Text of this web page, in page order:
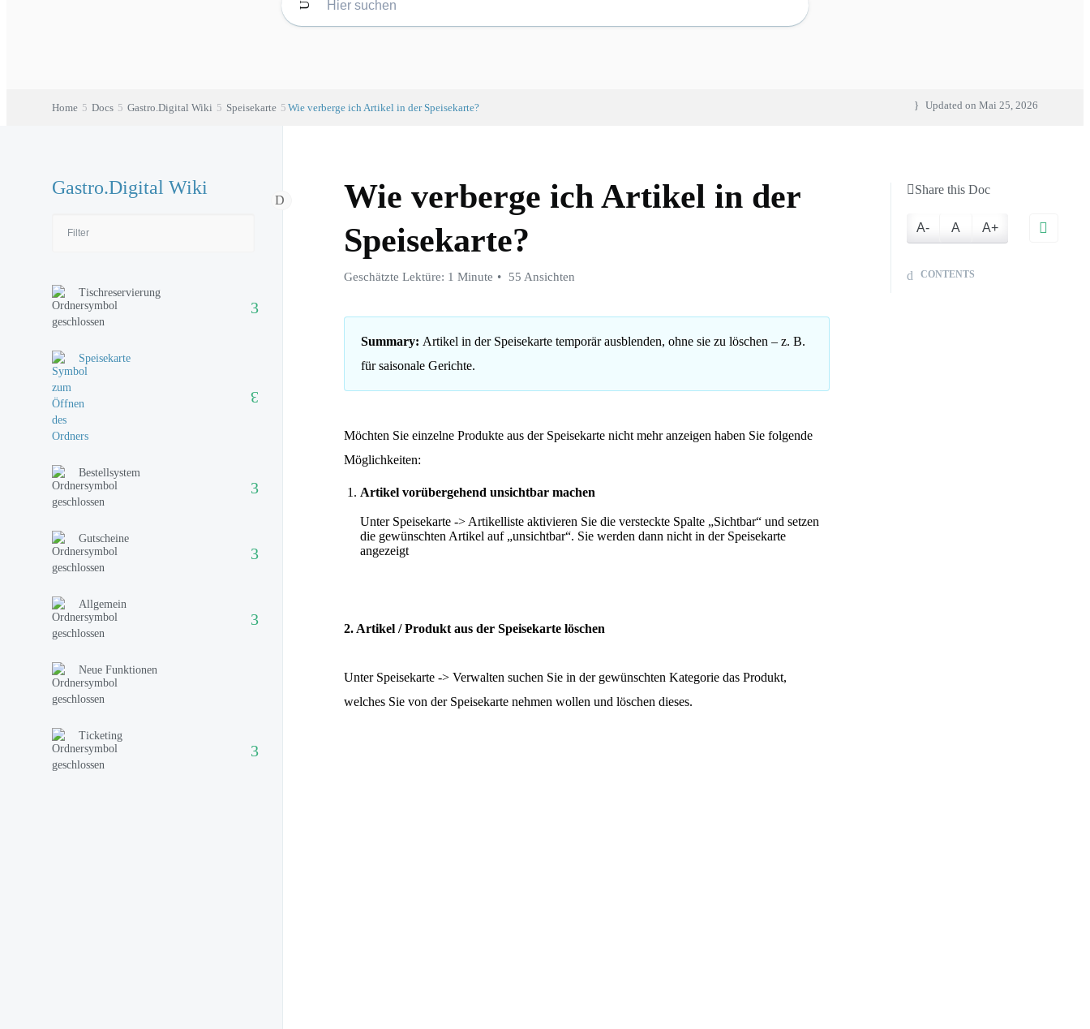
Home Docs Gastro.Digital Wiki Speisekarte Wie verberge ich Artikel in der Speisekarte? Updated on Mai 25, 2026
Gastro.Digital Wiki
Tischreservierung
Speisekarte
Bestellsystem
Gutscheine
Allgemein
Neue Funktionen
Ticketing
Wie verberge ich Artikel in der
Speisekarte?
Geschätzte Lektüre: 1 Minute 55 Ansichten
Summary: Artikel in der Speisekarte temporär ausblenden, ohne sie zu löschen – z. B.
für saisonale Gerichte.
Möchten Sie einzelne Produkte aus der Speisekarte nicht mehr anzeigen haben Sie folgende
Möglichkeiten:
Artikel vorübergehend unsichtbar machen
Unter Speisekarte -> Artikelliste aktivieren Sie die versteckte Spalte „Sichtbar“ und setzen
die gewünschten Artikel auf „unsichtbar“. Sie werden dann nicht in der Speisekarte
angezeigt
2. Artikel / Produkt aus der Speisekarte löschen
Unter Speisekarte -> Verwalten suchen Sie in der gewünschten Kategorie das Produkt,
welches Sie von der Speisekarte nehmen wollen und löschen dieses.
Share this Doc
A- A A+
CONTENTS